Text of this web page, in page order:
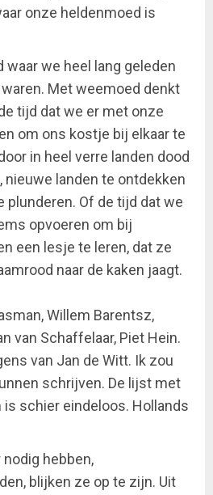
onze heldenmoed is
waar we heel lang geleden
Met weemoed denkt
tijd dat we er met onze
om ons kostje bij elkaar te
in heel verre landen dood
nieuwe landen te ontdekken
plunderen. Of de tijd dat we
opvoeren om bij
een lesje te leren, dat ze
naar de kaken jaagt.
Willem Barentsz,
van Schaffelaar, Piet Hein.
van Jan de Witt. Ik zou
schrijven. De lijst met
is schier eindeloos. Hollands
hebben,
blijken ze op te zijn. Uit